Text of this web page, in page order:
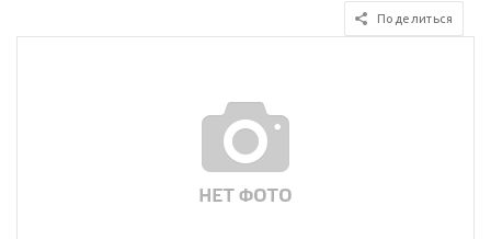
Поделиться